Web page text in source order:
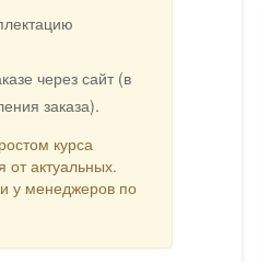
через сайт (в
заказа).
курса
от актуальных.
у менеджеров по